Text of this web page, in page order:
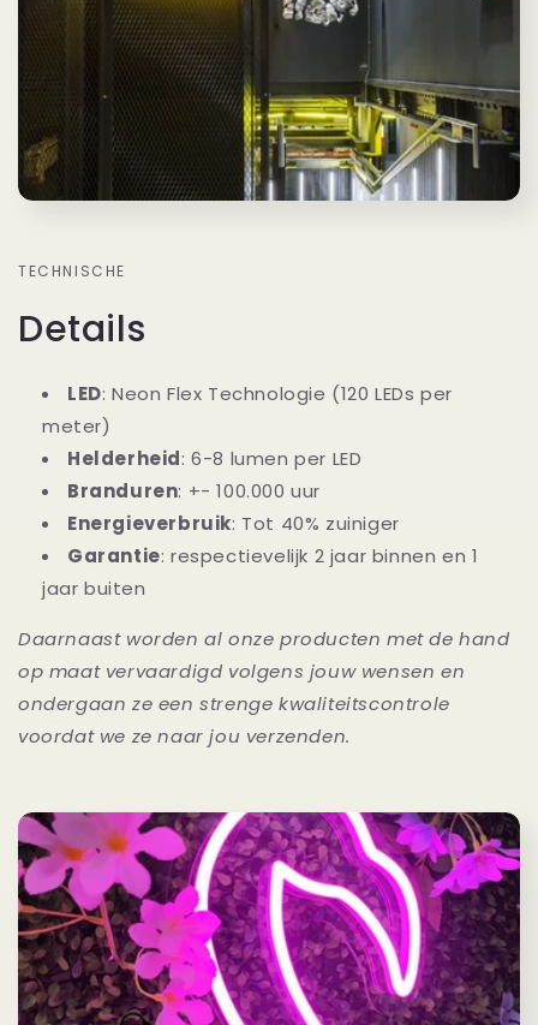
TECHNISCHE
Details
LED: Neon Flex Technologie (120 LEDs per
meter)
Helderheid: 6-8 lumen per LED
Branduren: +- 100.000 uur
Energieverbruik: Tot 40% zuiniger
Garantie: respectievelijk 2 jaar binnen en 1
jaar buiten
Daarnaast worden al onze producten met de hand
op maat vervaardigd volgens jouw wensen en
ondergaan ze een strenge kwaliteitscontrole
voordat we ze naar jou verzenden.